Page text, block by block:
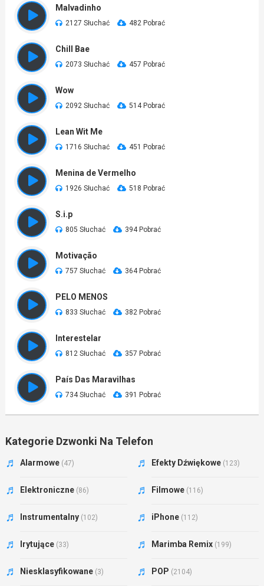
Malvadinho
2127 Słuchać 482 Pobrać
Chill Bae
2073 Słuchać 457 Pobrać
Wow
2092 Słuchać 514 Pobrać
Lean Wit Me
1716 Słuchać 451 Pobrać
Menina de Vermelho
1926 Słuchać 518 Pobrać
S.i.p
805 Słuchać 394 Pobrać
Motivação
757 Słuchać 364 Pobrać
PELO MENOS
833 Słuchać 382 Pobrać
Interestelar
812 Słuchać 357 Pobrać
País Das Maravilhas
734 Słuchać 391 Pobrać
Kategorie Dzwonki Na Telefon
Alarmowe (47) Efekty Dźwiękowe (123)
Elektroniczne (86) Filmowe (116)
Instrumentalny (102) iPhone (112)
Irytujące (33) Marimba Remix (199)
Niesklasyfikowane (3) POP (2104)